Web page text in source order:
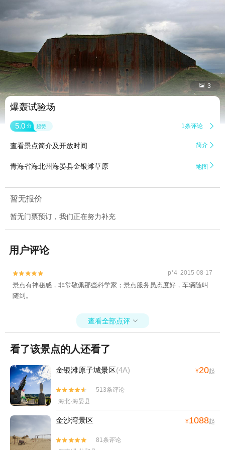
 3
爆轰试验场
5.0 分 超赞 1条评论 
查看景点简介及开放时间 简介 
青海省海北州海晏县金银滩草原 地图 
暂无报价
暂无门票预订，我们正在努力补充
用户评论

 p*4 2015-08-17
景点有神秘感，非常敬佩那些科学家；景点服务员态度好，车辆随叫
随到。
查看全部点评 
看了该景点的人还看了
金银滩原子城景区(4A) ¥20起


513条评论
海北·海晏县
金沙湾景区 ¥1088起


81条评论
